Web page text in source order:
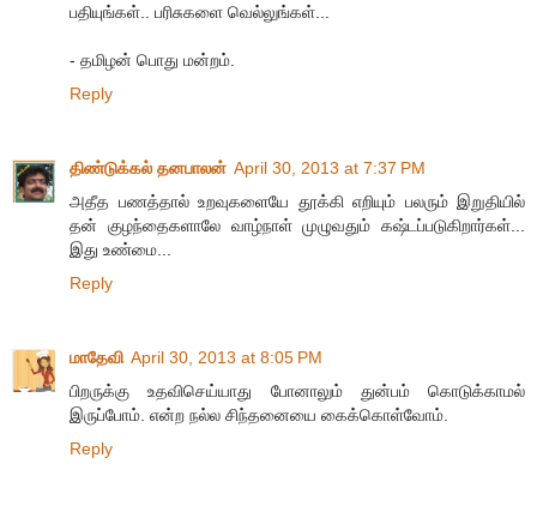
பதியுங்கள்.. பரிசுகளை வெல்லுங்கள்...
- தமிழன் பொது மன்றம்.
Reply
திண்டுக்கல் தனபாலன் April 30, 2013 at 7:37 PM
அதீத பணத்தால் உறவுகளையே தூக்கி எறியும் பலரும் இறுதியில்
தன் குழந்தைகளாலே வாழ்நாள் முழுவதும் கஷ்டப்படுகிறார்கள்...
இது உண்மை...
Reply
மாதேவி April 30, 2013 at 8:05 PM
பிறருக்கு உதவிசெய்யாது போனாலும் துன்பம் கொடுக்காமல்
இருப்போம். என்ற நல்ல சிந்தனையை கைக்கொள்வோம்.
Reply